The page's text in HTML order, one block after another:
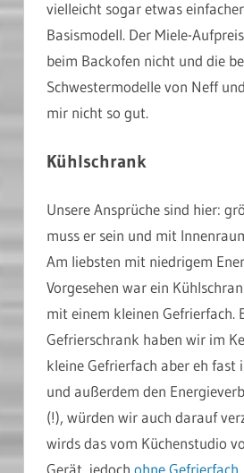
vielleicht sogar etwas
Basismodell. Der Miele-
beim Backofen nicht und die
Schwestermodelle von Neff
mir nicht so gut.
Kühlschrank
Unsere Ansprüche sind hier:
muss er sein und mit
Am liebsten mit niedrigem
Vorgesehen war ein
mit einem kleinen Gefrierfach.
Gefrierschrank haben wir im
kleine Gefrierfach aber eh fast
und außerdem den
(!), würden wir auch darauf
wirds das vom Küchenstudio
Gerät, jedoch ohne Gefrierfach